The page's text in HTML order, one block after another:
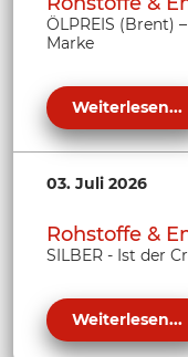
ÖLPREIS (Brent)
Marke
Weiterlesen...
03. Juli 2026
Rohstoffe &
SILBER - Ist der
Weiterlesen...